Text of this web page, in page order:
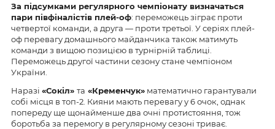
За підсумками регулярного чемпіонату визначаться
пари півфіналістів плей-оф: переможець зіграє проти
четвертої команди, а друга — проти третьої. У серіях плей-
оф перевагу домашнього майданчика також матимуть
команди з вищою позицією в турнірній таблиці.
Переможець другої частини сезону стане чемпіоном
України.
Наразі «Сокіл» та «Кременчук» математично гарантували
собі місця в топ-2. Кияни мають перевагу у 6 очок, однак
попереду ще щонайменше два очні протистояння, тож
боротьба за перемогу в регулярному сезоні триває.